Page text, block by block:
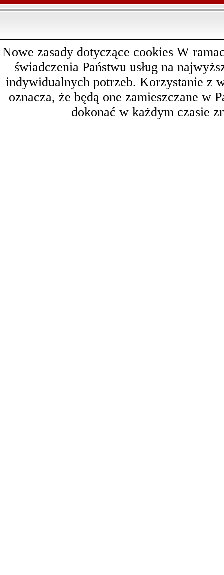
Nowe zasady dotyczące cookies W
świadczenia Państwu usług na
indywidualnych potrzeb. Korzystanie z
oznacza, że będą one zamieszczane w
dokonać w każdym czasie